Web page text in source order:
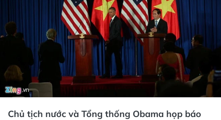
Chủ tịch nước và Tổng thống Obama họp báo